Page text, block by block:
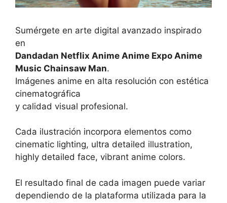
Sumérgete en arte digital avanzado inspirado
en
Dandadan Netflix Anime Anime Expo Anime
Music Chainsaw Man.
Imágenes anime en alta resolución con estética
cinematográfica
y calidad visual profesional.
Cada ilustración incorpora elementos como
cinematic lighting, ultra detailed illustration,
highly detailed face, vibrant anime colors.
El resultado final de cada imagen puede variar
dependiendo de la plataforma utilizada para la